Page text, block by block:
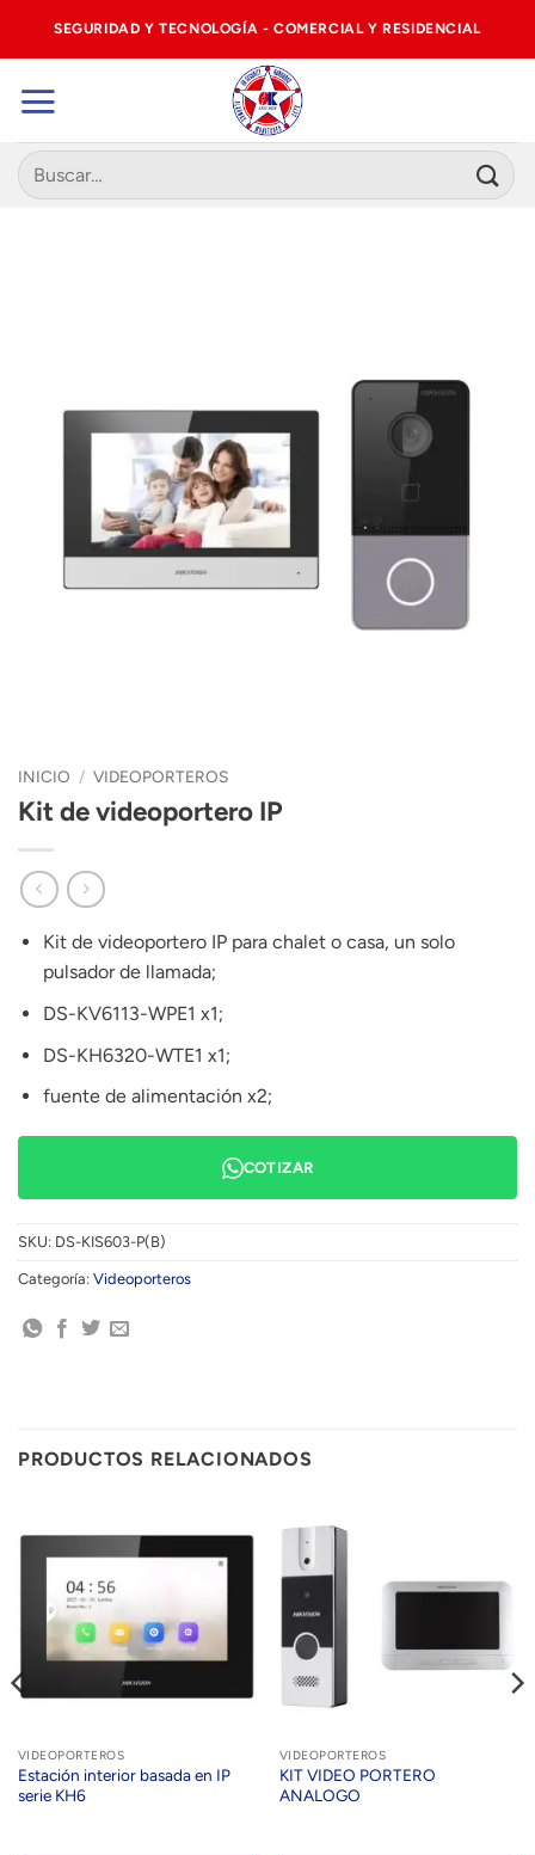
SEGURIDAD Y TECNOLOGÍA - COMERCIAL Y RESIDENCIAL
Buscar
por:
INICIO / VIDEOPORTEROS
Kit de videoportero IP
Kit de videoportero IP para chalet o casa, un solo
pulsador de llamada;
DS-KV6113-WPE1 x1;
DS-KH6320-WTE1 x1;
fuente de alimentación x2;
COTIZAR
SKU: DS-KIS603-P(B)
Categoría: Videoporteros
PRODUCTOS RELACIONADOS
VIDEOPORTEROS
Estación interior basada en IP
serie KH6
VIDEOPORTEROS
KIT VIDEO PORTERO
ANALOGO